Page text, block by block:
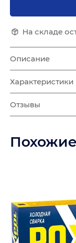
На складе
Описание
Характеристики
Отзывы